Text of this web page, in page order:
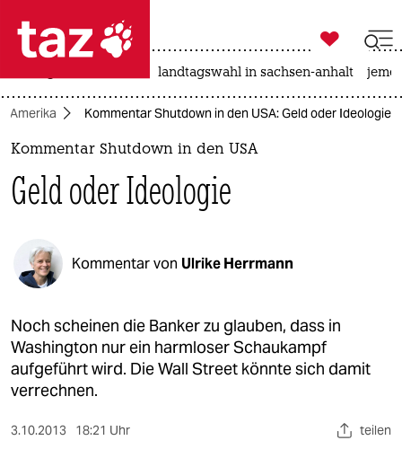
 taz zahl ich
taz zahl ich
politik
öko
gesellschaft
kultur
sport

taz zahl ich
landtagswahl in sachsen-anhalt
Amerika Kommentar Shutdown in den USA: Geld oder Ideologie
Kommentar Shutdown in den USA
Geld oder Ideologie
Kommentar von Ulrike Herrmann
Noch scheinen die Banker zu glauben, dass in
Washington nur ein harmloser Schaukampf
aufgeführt wird. Die Wall Street könnte sich damit
verrechnen.
3.10.2013 18:21 Uhr teilen